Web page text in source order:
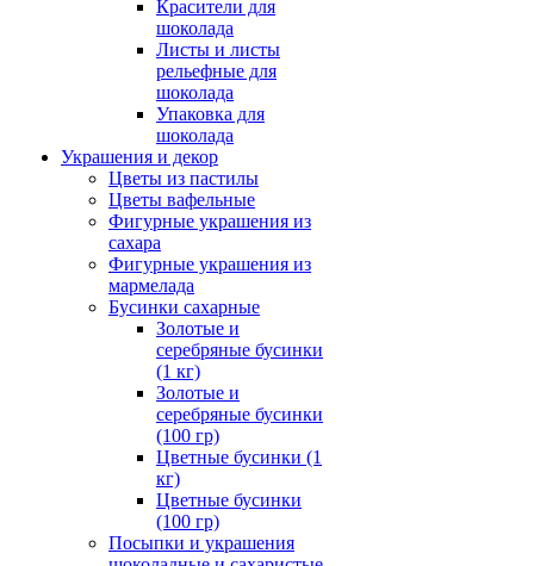
Красители для
шоколада
Листы и листы
рельефные для
шоколада
Упаковка для
шоколада
Украшения и декор
Цветы из пастилы
Цветы вафельные
Фигурные украшения из
сахара
Фигурные украшения из
мармелада
Бусинки сахарные
Золотые и
серебряные бусинки
(1 кг)
Золотые и
серебряные бусинки
(100 гр)
Цветные бусинки (1
кг)
Цветные бусинки
(100 гр)
Посыпки и украшения